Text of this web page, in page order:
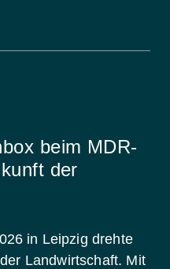
beim MDR-
der
in Leipzig drehte
Landwirtschaft. Mit